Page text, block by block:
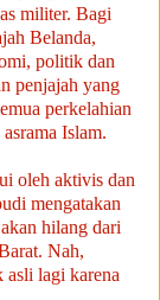
militer. Bagi
Belanda,
politik dan
penjajah yang
perkelahian
Islam.
oleh aktivis dan
mengatakan
hilang dari
Nah,
asli lagi karena